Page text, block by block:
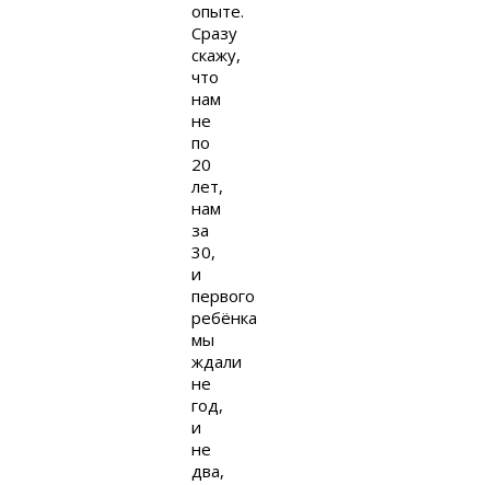
опыте.
Сразу
скажу,
что
нам
не
по
20
лет,
нам
за
30,
и
первого
ребёнка
мы
ждали
не
год,
и
не
два,